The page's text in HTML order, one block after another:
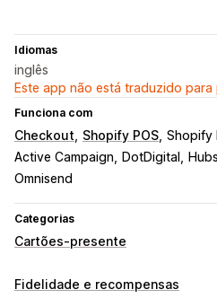
Idiomas
inglês
Este app não está traduzido para
Funciona com
Checkout Shopify POS Shopify
Active Campaign
DotDigital
Omnisend
Categorias
Cartões-presente
Tipos de cartão
Fidelidade e recompensas